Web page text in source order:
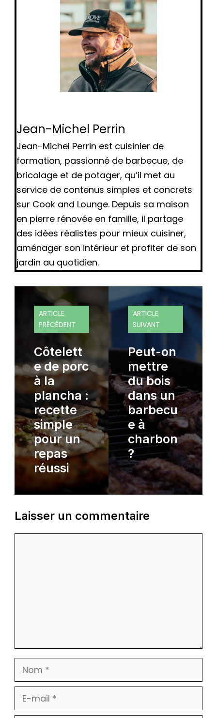
Jean-Michel Perrin
Jean-Michel Perrin est cuisinier de
formation, passionné de barbecue, de
bricolage et de potager, qu’il met au
service de contenus simples et concrets
sur Cook and Lounge. Depuis sa maison
en pierre rénovée en famille, il partage
des idées réalistes pour mieux cuisiner,
aménager son intérieur et profiter de son
jardin au quotidien.
ARTICLE
PRÉCÉDENT
Côtelett
e de porc
à la
plancha :
recette
simple
pour un
repas
réussi
ARTICLE
SUIVANT
Peut-on
mettre
du bois
dans un
barbecu
e à
charbon
?
Laisser un commentaire
Nom
E-
mail